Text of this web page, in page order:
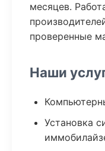
месяцев.
проверенные
Наши
Установка